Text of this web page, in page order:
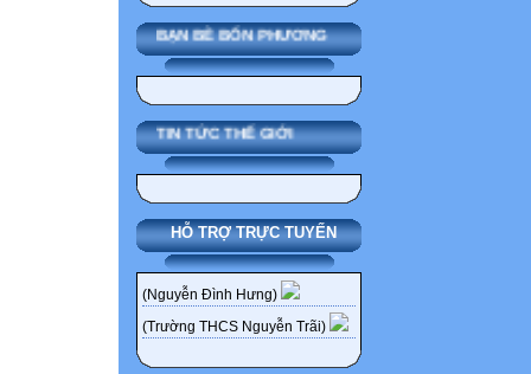
BẠN BÈ BỐN PHƯƠNG
TIN TỨC THẾ GIỚI
HỖ TRỢ TRỰC TUYẾN
(Nguyễn Đình Hưng)
(Trường THCS Nguyễn Trãi)